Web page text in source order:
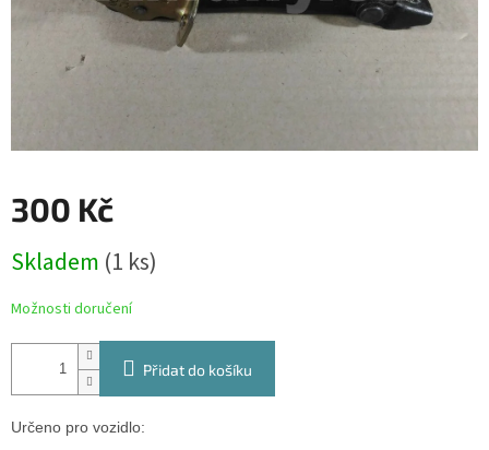
300 Kč
cena:
Skladem (1 ks)
Možnosti doručení
Přidat do košíku
Určeno pro vozidlo: